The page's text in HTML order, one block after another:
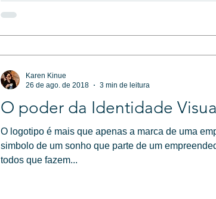
O poder da Identidade
O logotipo é mais que apenas a marca de uma empresa, é o
simbolo de um sonho que parte de um
todos que fazem...
Karen Kinue
26 de ago. de 2018
3 min de leitura